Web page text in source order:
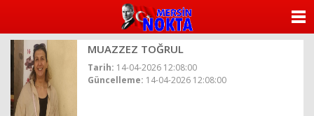
MUAZZEZ TOĞRUL
Tarih: 14-04-2026 12:08:00
Güncelleme: 14-04-2026 12:08:00YAZARLAR